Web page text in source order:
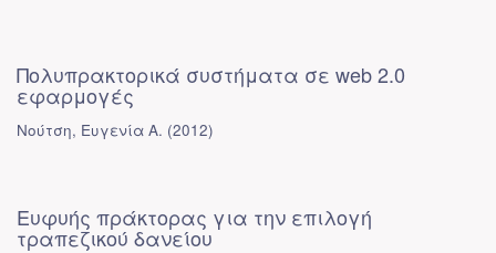
Πολυπρακτορικά συστήματα σε web 2.0
εφαρμογές
Νούτση, Ευγενία Α. (2012)
Ευφυής πράκτορας για την επιλογή
τραπεζικού δανείου